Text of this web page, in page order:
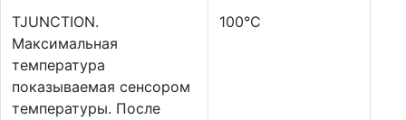
TJUNCTION.
Максимальная
температура
показываемая сенсором
температуры. После
100°C